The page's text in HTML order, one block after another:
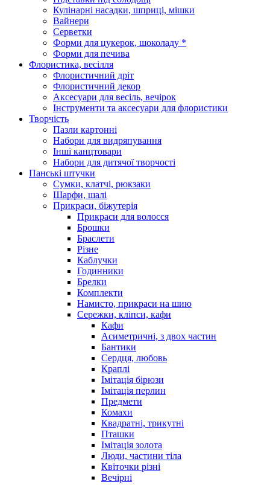
Кулінарні насадки, шприці, мішки
Вайнери
Серветки
Форми для цукерок, шоколаду *
Форми для печива
Флористика, весілля
Флористичний дріт
Флористичний декор
Аксесуари для весіль, вечірок
Інструменти та аксесуари для флористики
Творчість
Пазли картонні
Набори для видряпування
Інші канцтовари
Набори для дитячої творчості
Панські штучки
Сумки, клатчі, рюкзаки
Шарфи, шалі
Прикраси, біжутерія
Прикраси для волосся
Брошки
Браслети
Різне
Каблучки
Годинники
Брелки
Комплекти
Намисто, прикраси на шию
Сережки, кліпси, кафи
Кафи
Асиметричні, з двох частин
Бантики
Сердця, любовь
Краплі
Імітація бірюзи
Імітація перлин
Предмети
Комахи
Квадратні, трикутні
Пташки
Імітація золота
Люди, частини тіла
Квіточки різні
Вечірні